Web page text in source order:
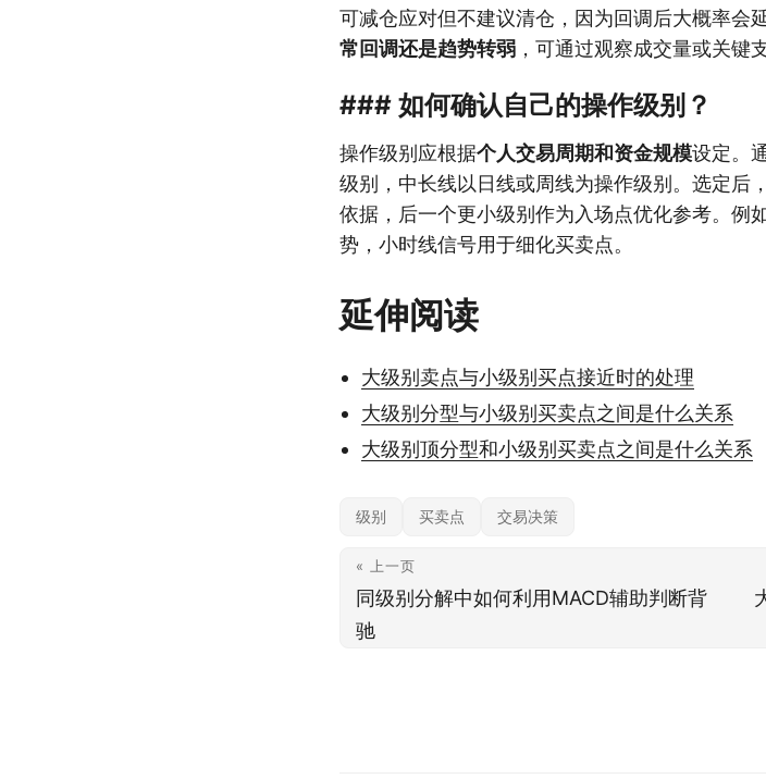
可减仓应对但不建议清仓，因为回调后大概率会
常回调还是趋势转弱 ，可通过观察成交量或关键
### 如何确认自己的操作级别？
操作级别应根据个人交易周期和资金规模设定。
级别，中长线以日线或周线为操作级别。选定后
依据，后一个更小级别作为入场点优化参考。例
势，小时线信号用于细化买卖点。
延伸阅读
大级别卖点与小级别买点接近时的处理
大级别分型与小级别买卖点之间是什么关系
大级别顶分型和小级别买卖点之间是什么关系
级别 买卖点 交易决策
« 上一页
同级别分解中如何利用MACD辅助判断背
驰